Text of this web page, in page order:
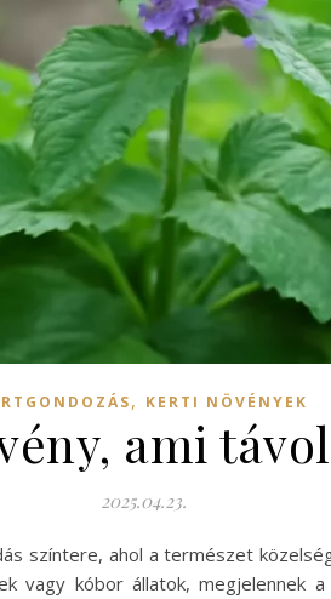
, KERTI NÖVÉNYEK
ami
2025.04.23.
színtere, ahol a természet
vagy kóbor állatok, megjelennek